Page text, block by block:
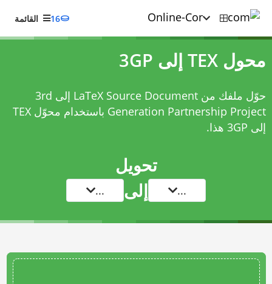
16 القائمة
محول TEX إلى 3GP
حوّل ملفك من LaTeX Source Document إلى 3rd
Generation Partnership Project باستخدام
محوّل TEX
إلى 3GP
هذا.
تحويل
... إلى ...